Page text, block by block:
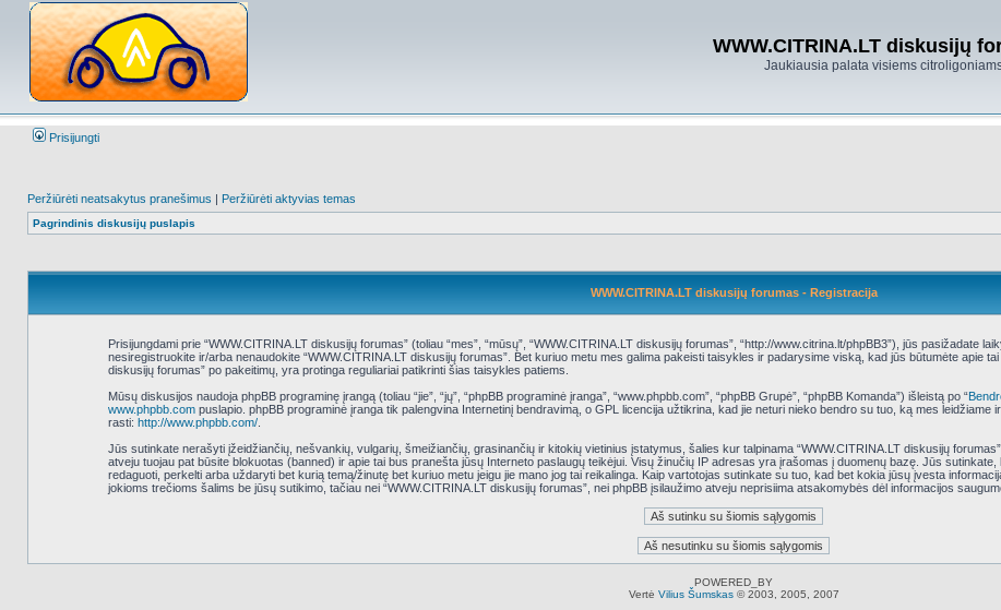
WWW.CITRINA.LT diskusijų
Jaukiausia palata visiems
Prisijungti
Peržiūrėti neatsakytus pranešimus | Peržiūrėti aktyvias temas
Pagrindinis diskusijų puslapis
WWW.CITRINA.LT diskusijų forumas - Registracija
Prisijungdami prie “WWW.CITRINA.LT diskusijų forumas” (toliau “mes”, “mūsų”, “WWW.CITRINA.LT diskusijų forumas”, “http://www.citrina.lt/phpBB3”), jūs pasižadate
nesiregistruokite ir/arba nenaudokite “WWW.CITRINA.LT diskusijų forumas”. Bet kuriuo metu mes galima pakeisti taisykles ir padarysime viską, kad jūs būtumėte apie
diskusijų forumas” po pakeitimų, yra protinga reguliariai patikrinti šias taisykles patiems.
Mūsų diskusijos naudoja phpBB programinę įrangą (toliau “jie”, “jų”, “phpBB programinė įranga”, “www.phpbb.com”, “phpBB Grupė”, “phpBB Komanda”) išleistą po “
www.phpbb.compuslapio. phpBB programinė įranga tik palengvina Internetinį bendravimą, o GPL licencija užtikrina, kad jie neturi nieko bendro su tuo, ką mes leidžiame
rasti: http://www.phpbb.com/.
Jūs sutinkate nerašyti įžeidžiančių, nešvankių, vulgarių, šmeižiančių, grasinančių ir kitokių vietinius įstatymus, šalies kur talpinama “WWW.CITRINA.LT diskusijų
atveju tuojau pat būsite blokuotas (banned) ir apie tai bus pranešta jūsų Interneto paslaugų teikėjui. Visų žinučių IP adresas yra įrašomas į duomenų bazę. Jūs sutinkate,
redaguoti, perkelti arba uždaryti bet kurią temą/žinutę bet kuriuo metu jeigu jie mano jog tai reikalinga. Kaip vartotojas sutinkate su tuo, kad bet kokia jūsų įvesta
jokioms trečioms šalims be jūsų sutikimo, tačiau nei “WWW.CITRINA.LT diskusijų forumas”, nei phpBB įsilaužimo atveju neprisiima atsakomybės dėl informacijos
POWERED_BY
Vertė Vilius Šumskas© 2003, 2005, 2007